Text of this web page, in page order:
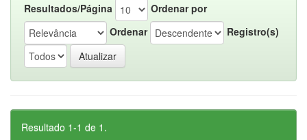
Resultados/Página
Ordenar por
Ordenar
Registro(s)
Resultado 1-1 de 1.